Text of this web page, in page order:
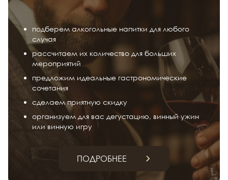
подберем алкогольные напитки для любого
случая
рассчитаем их количество для больших
мероприятий
предложим идеальные гастрономические
сочетания
сделаем приятную скидку
организуем для вас дегустацию, винный ужин
или винную игру
ПОДРОБНЕЕ